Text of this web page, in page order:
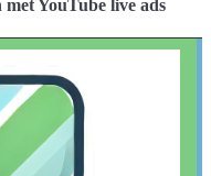
YouTube live ads